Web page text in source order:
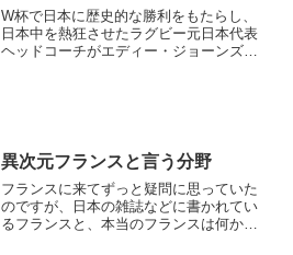
W杯で日本に歴史的な勝利をもたらし、
日本中を熱狂させたラグビー元日本代表
ヘッドコーチがエディー・ジョーンズ２
異次元フランスと言う分野
フランスに来てずっと疑問に思っていた
のですが、日本の雑誌などに書かれてい
るフランスと、本当のフランスは何か違